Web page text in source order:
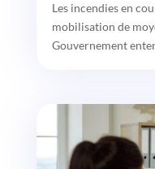
Les incendies en
mobilisation de
Gouvernement